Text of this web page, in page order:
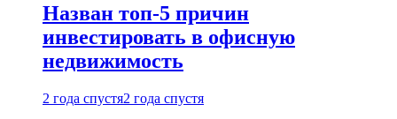
Назван топ-5 причин
инвестировать в офисную
недвижимость
2 года спустя2 года спустя